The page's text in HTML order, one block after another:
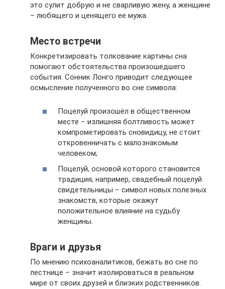
это сулит добрую и не сварливую жену, а женщине
– любящего и ценящего ее мужа.
Место встречи
Конкретизировать толкование картины сна
помогают обстоятельства произошедшего
события. Сонник Лонго приводит следующее
осмысление полученного во сне символа:
Поцелуй произошёл в общественном
месте − излишняя болтливость может
компрометировать сновидицу, не стоит
откровенничать с малознакомым
человеком;
Поцелуй, основой которого становится
традиция, например, свадебный поцелуй
свидетельницы − символ новых полезных
знакомств, которые окажут
положительное влияние на судьбу
женщины.
Враги и друзья
По мнению психоаналитиков, бежать во сне по
лестнице – значит изолироваться в реальном
мире от своих друзей и близких родственников.